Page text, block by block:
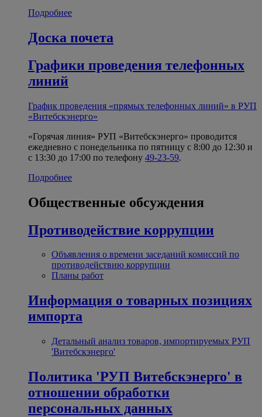
Подробнее
Доска почета
Графики проведения телефонных
линий
График проведения «прямых телефонных линий» в РУП
«Витебскэнерго»
«Горячая линия» РУП «Витебскэнерго» проводится
ежедневно с понедельника по пятницу с 8:00 до 12:30 и
с 13:30 до 17:00 по телефону 49-23-59.
Подробнее
Общественные обсуждения
Противодействие коррупции
Объявления о времени заседаний комиссий по
противодействию коррупции
Планы работ
Информация о товарных позициях
импорта
Детальный анализ товаров, импортируемых РУП
'Витебскэнерго'
Политика 'РУП Витебскэнерго' в
отношении обработки
персональных данных